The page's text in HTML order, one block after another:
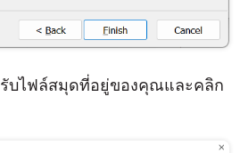
บไฟล์สมุดที่อยู่ของคุณและคลิก